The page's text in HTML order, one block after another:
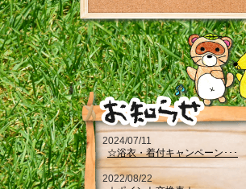
2024/07/11
☆浴衣・着付キャンペーン･･･
2022/08/22